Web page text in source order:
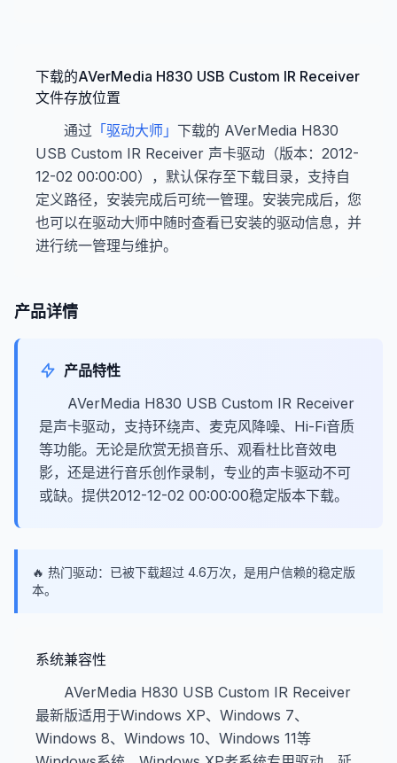
下载的AVerMedia H830 USB Custom IR Receiver
文件存放位置
通过 「驱动大师」 下载的 AVerMedia H830
USB Custom IR Receiver 声卡驱动（版本：2012-
12-02 00:00:00），默认保存至下载目录，支持自
定义路径，安装完成后可统一管理。安装完成后，您
也可以在驱动大师中随时查看已安装的驱动信息，并
进行统一管理与维护。
产品详情
产品特性
AVerMedia H830 USB Custom IR Receiver
是声卡驱动，支持环绕声、麦克风降噪、Hi-Fi音质
等功能。无论是欣赏无损音乐、观看杜比音效电
影，还是进行音乐创作录制，专业的声卡驱动不可
或缺。提供2012-12-02 00:00:00稳定版本下载。
🔥 热门驱动：已被下载超过 4.6万次，是用户信赖的稳定版
本。
系统兼容性
AVerMedia H830 USB Custom IR Receiver
最新版适用于Windows XP、Windows 7、
Windows 8、Windows 10、Windows 11等